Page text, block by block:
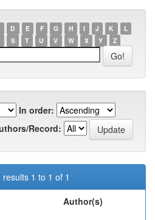
D E F G H I J K
L
S T U V W X Y Z
In order:
Record:
results 1 to 1 of 1
Author(s)